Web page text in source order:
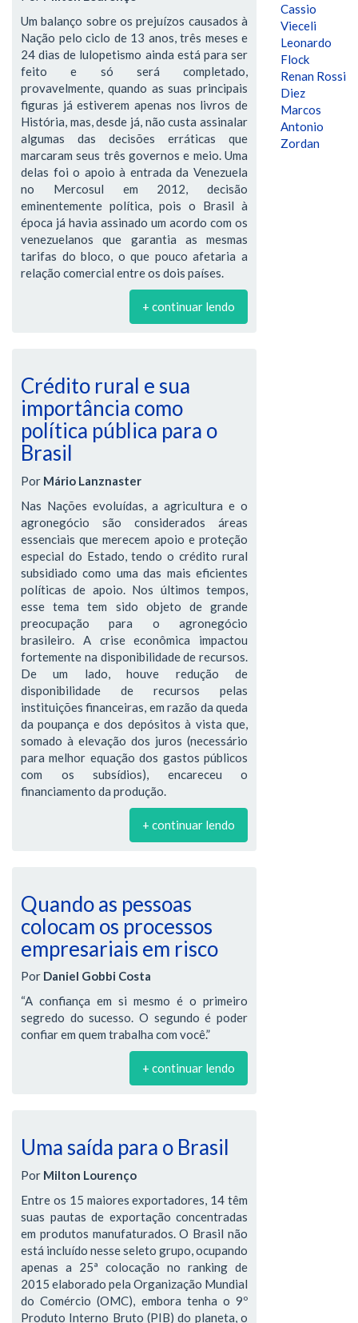
Um balanço sobre os prejuízos causados à
Nação pelo ciclo de 13 anos, três meses e
24 dias de lulopetismo ainda está para ser
feito e só será completado,
provavelmente, quando as suas principais
figuras já estiverem apenas nos livros de
História, mas, desde já, não custa assinalar
algumas das decisões erráticas que
marcaram seus três governos e meio. Uma
delas foi o apoio à entrada da Venezuela
no Mercosul em 2012, decisão
eminentemente política, pois o Brasil à
época já havia assinado um acordo com os
venezuelanos que garantia as mesmas
tarifas do bloco, o que pouco afetaria a
relação comercial entre os dois países.
+ continuar lendo
Crédito rural e sua
importância como
política pública para o
Brasil
Por Mário Lanznaster
Nas Nações evoluídas, a agricultura e o
agronegócio são considerados áreas
essenciais que merecem apoio e proteção
especial do Estado, tendo o crédito rural
subsidiado como uma das mais eficientes
políticas de apoio. Nos últimos tempos,
esse tema tem sido objeto de grande
preocupação para o agronegócio
brasileiro. A crise econômica impactou
fortemente na disponibilidade de recursos.
De um lado, houve redução de
disponibilidade de recursos pelas
instituições financeiras, em razão da queda
da poupança e dos depósitos à vista que,
somado à elevação dos juros (necessário
para melhor equação dos gastos públicos
com os subsídios), encareceu o
financiamento da produção.
+ continuar lendo
Quando as pessoas
colocam os processos
empresariais em risco
Por Daniel Gobbi Costa
“A confiança em si mesmo é o primeiro
segredo do sucesso. O segundo é poder
confiar em quem trabalha com você.”
+ continuar lendo
Uma saída para o Brasil
Por Milton Lourenço
Entre os 15 maiores exportadores, 14 têm
suas pautas de exportação concentradas
em produtos manufaturados. O Brasil não
está incluído nesse seleto grupo, ocupando
apenas a 25ª colocação no ranking de
2015 elaborado pela Organização Mundial
do Comércio (OMC), embora tenha o 9º
Produto Interno Bruto (PIB) do planeta, o
Cassio
Vieceli
Leonardo
Flock
Renan Rossi
Diez
Marcos
Antonio
Zordan